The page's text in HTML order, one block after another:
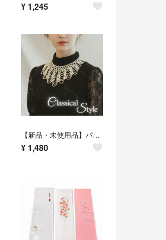
¥ 1,245
【新品・未使用品】パール つけ襟 カラー ネックレス クラシカル シャンデリア
¥ 1,480